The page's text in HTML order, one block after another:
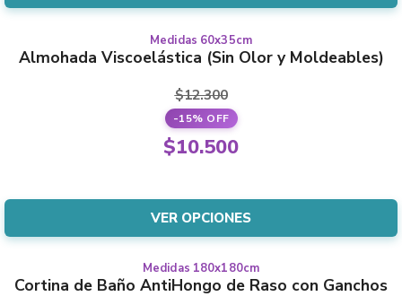
es:
$9.000.
elegir
en
la
del
producto
Medidas 60x35cm
Almohada Viscoelástica (Sin Olor y Moldeables)
$12.300
-15% OFF
El
precio
era:
$12.300.
$10.500
precio
actual
es:
$10.500.
VER OPCIONES
Este
producto
tiene
varias
variantes.
Las
se
pueden
elegir
en
la
Medidas 180x180cm
Cortina de Baño AntiHongo de Raso con Ganchos
Este
producto